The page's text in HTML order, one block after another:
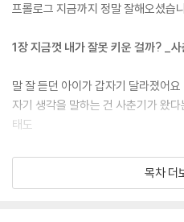
프롤로그 지금까지 정말 잘해오셨습
1장 지금껏 내가 잘못 키운 걸까? _
말 잘 듣던 아이가 갑자기 달라졌어요
자기 생각을 말하는 건 사춘기가 왔
태도
별거 아닌 일에 불같이 화를 내요
시시콜콜 캐묻지 말자 | 이해되지 않
목차 더